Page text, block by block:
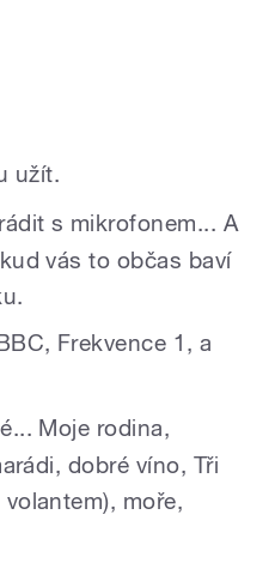
užít.
s mikrofonem... A
vás to občas baví
Frekvence 1, a
Moje rodina,
dobré víno, Tři
moře,